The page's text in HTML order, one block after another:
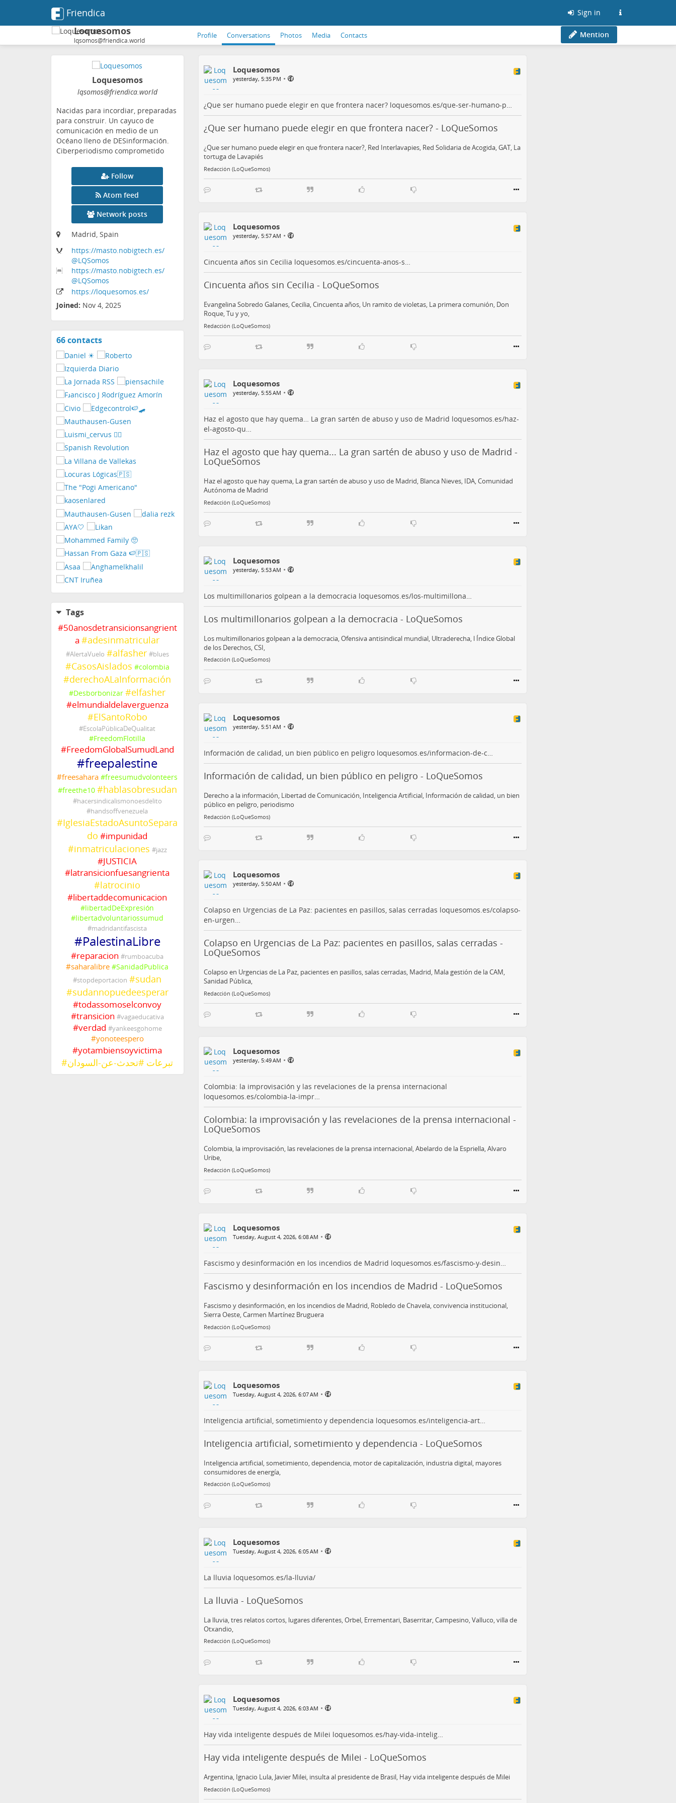
Friendica Sign in
Loquesomos
lqsomos@friendica.world
Profile Conversations Photos Media Contacts Mention
Loquesomos
lqsomos@friendica.world
Nacidas para incordiar, preparadas
para construir. Un cayuco de
comunicación en medio de un
Océano lleno de DESinformación.
Ciberperiodismo comprometido
Follow
Atom feed
Network posts
Madrid, Spain
https://masto.nobigtech.es/
@LQSomos
https://masto.nobigtech.es/
@LQSomos
https://loquesomos.es/
Joined: Nov 4, 2025
66 contactsView
contacts
Tags
#50anosdetransicionsangrient
a #adesinmatricular
#AlertaVuelo #alfasher #blues
#CasosAislados #colombia
#derechoALaInformación
#Desborbonizar #elfasher
#elmundialdelaverguenza
#ElSantoRobo
#EscolaPúblicaDeQualitat
#FreedomFlotilla
#FreedomGlobalSumudLand
#freepalestine
#freesahara #freesumudvolonteers
#freethe10 #hablasobresudan
#hacersindicalismonoesdelito
#handsoffvenezuela
#IglesiaEstadoAsuntoSepara
do #impunidad
#inmatriculaciones #jazz
#JUSTICIA
#latransicionfuesangrienta
#latrocinio
#libertaddecomunicacion
#libertadDeExpresión
#libertadvoluntariossumud
#madridantifascista
#PalestinaLibre
#reparacion #rumboacuba
#saharalibre #SanidadPublica
#stopdeportacion #sudan
#sudannopuedeesperar
#todassomoselconvoy
#transicion #vagaeducativa
#verdad #yankeesgohome
#yonoteespero
#yotambiensoyvictima
# تبرعات #تحدث-عن-السودان
Loquesomos
yesterday, 5:35 PM •
¿Que ser humano puede elegir en que frontera nacer? loquesomos.es/que-ser-humano-p…
¿Que ser humano puede elegir en que frontera nacer? - LoQueSomos
¿Que ser humano puede elegir en que frontera nacer?, Red Interlavapies, Red Solidaria de Acogida, GAT, La
tortuga de Lavapiés
Redacción (LoQueSomos)
Loquesomos
yesterday, 5:57 AM •
Cincuenta años sin Cecilia loquesomos.es/cincuenta-anos-s…
Cincuenta años sin Cecilia - LoQueSomos
Evangelina Sobredo Galanes, Cecilia, Cincuenta años, Un ramito de violetas, La primera comunión, Don
Roque, Tu y yo,
Redacción (LoQueSomos)
Loquesomos
yesterday, 5:55 AM •
Haz el agosto que hay quema… La gran sartén de abuso y uso de Madrid loquesomos.es/haz-
el-agosto-qu…
Haz el agosto que hay quema... La gran sartén de abuso y uso de Madrid -
LoQueSomos
Haz el agosto que hay quema, La gran sartén de abuso y uso de Madrid, Blanca Nieves, IDA, Comunidad
Autónoma de Madrid
Redacción (LoQueSomos)
Loquesomos
yesterday, 5:53 AM •
Los multimillonarios golpean a la democracia loquesomos.es/los-multimillona…
Los multimillonarios golpean a la democracia - LoQueSomos
Los multimillonarios golpean a la democracia, Ofensiva antisindical mundial, Ultraderecha, l Índice Global
de los Derechos, CSI,
Redacción (LoQueSomos)
Loquesomos
yesterday, 5:51 AM •
Información de calidad, un bien público en peligro loquesomos.es/informacion-de-c…
Información de calidad, un bien público en peligro - LoQueSomos
Derecho a la información, Libertad de Comunicación, Inteligencia Artificial, Información de calidad, un bien
público en peligro, periodismo
Redacción (LoQueSomos)
Loquesomos
yesterday, 5:50 AM •
Colapso en Urgencias de La Paz: pacientes en pasillos, salas cerradas loquesomos.es/colapso-
en-urgen…
Colapso en Urgencias de La Paz: pacientes en pasillos, salas cerradas -
LoQueSomos
Colapso en Urgencias de La Paz, pacientes en pasillos, salas cerradas, Madrid, Mala gestión de la CAM,
Sanidad Pública,
Redacción (LoQueSomos)
Loquesomos
yesterday, 5:49 AM •
Colombia: la improvisación y las revelaciones de la prensa internacional
loquesomos.es/colombia-la-impr…
Colombia: la improvisación y las revelaciones de la prensa internacional -
LoQueSomos
Colombia, la improvisación, las revelaciones de la prensa internacional, Abelardo de la Espriella, Alvaro
Uribe,
Redacción (LoQueSomos)
Loquesomos
Tuesday, August 4, 2026, 6:08 AM •
Fascismo y desinformación en los incendios de Madrid loquesomos.es/fascismo-y-desin…
Fascismo y desinformación en los incendios de Madrid - LoQueSomos
Fascismo y desinformación, en los incendios de Madrid, Robledo de Chavela, convivencia institucional,
Sierra Oeste, Carmen Martínez Bruguera
Redacción (LoQueSomos)
Loquesomos
Tuesday, August 4, 2026, 6:07 AM •
Inteligencia artificial, sometimiento y dependencia loquesomos.es/inteligencia-art…
Inteligencia artificial, sometimiento y dependencia - LoQueSomos
Inteligencia artificial, sometimiento, dependencia, motor de capitalización, industria digital, mayores
consumidores de energía,
Redacción (LoQueSomos)
Loquesomos
Tuesday, August 4, 2026, 6:05 AM •
La lluvia loquesomos.es/la-lluvia/
La lluvia - LoQueSomos
La lluvia, tres relatos cortos, lugares diferentes, Orbel, Errementari, Baserritar, Campesino, Valluco, villa de
Otxandio,
Redacción (LoQueSomos)
Loquesomos
Tuesday, August 4, 2026, 6:03 AM •
Hay vida inteligente después de Milei loquesomos.es/hay-vida-intelig…
Hay vida inteligente después de Milei - LoQueSomos
Argentina, Ignacio Lula, Javier Milei, insulta al presidente de Brasil, Hay vida inteligente después de Milei
Redacción (LoQueSomos)